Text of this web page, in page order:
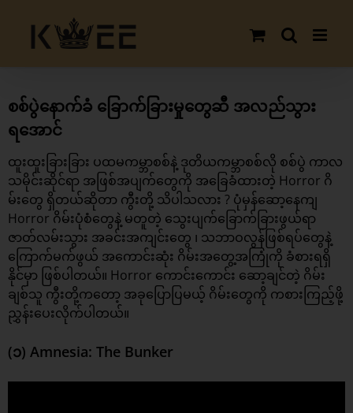
content
Larger
Image
စစ်ပွဲနောက်ခံ ခြောက်ခြားမှုတွေဆီ အလည်သွား
ရအောင်
ထူးထူးခြားခြား ပထမကမ္ဘာစစ်နဲ့ ဒုတိယကမ္ဘာစစ်လို စစ်ပွဲ ကာလ
သမိုင်းဆိုင်ရာ အဖြစ်အပျက်တွေကို အခြေခံထားတဲ့ Horror ဂိ
မ်းတွေ ရှိတယ်ဆိုတာ ကွီးတို့ သိပါသလား ? ပုံမှန်ဆော့နေကျ
Horror ဂိမ်းပုံစံတွေနဲ့ မတူတဲ့ သွေးပျက်ခြောက်ခြားဖွယ်ရာ
ဇာတ်လမ်းသွား အခင်းအကျင်းတွေ ၊ သဘာဝလွန်ဖြစ်ရပ်တွေနဲ့
ကြောက်မက်ဖွယ် အကောင်းဆုံး ဂိမ်းအတွေ့အကြုံကို ခံစားရရှိ
နိုင်မှာ ဖြစ်ပါတယ်။ Horror ကောင်းကောင်း ဆော့ချင်တဲ့ ဂိမ်း
ချစ်သူ ကွီးတို့ကတော့ အခုပြောပြမယ့် ဂိမ်းတွေကို ကစားကြည့်ဖို့
ညွှန်းပေးလိုက်ပါတယ်။
(၁) Amnesia: The Bunker